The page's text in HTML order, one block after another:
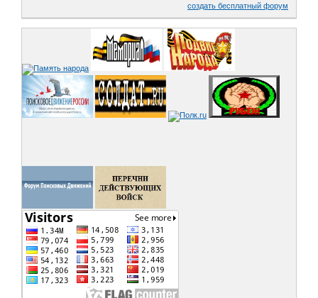
создать бесплатный форум